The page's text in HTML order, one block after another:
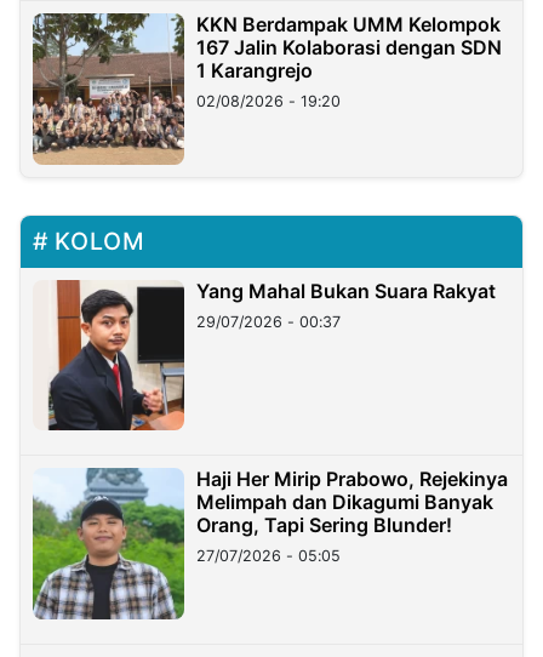
KKN Berdampak UMM Kelompok
167 Jalin Kolaborasi dengan SDN
1 Karangrejo
02/08/2026 - 19:20
KOLOM
Yang Mahal Bukan Suara Rakyat
29/07/2026 - 00:37
Haji Her Mirip Prabowo, Rejekinya
Melimpah dan Dikagumi Banyak
Orang, Tapi Sering Blunder!
27/07/2026 - 05:05